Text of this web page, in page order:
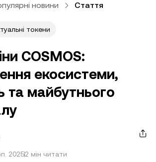
новини Стаття
токени
COSMOS:
екосистеми,
та майбутнього
20252 мін читати